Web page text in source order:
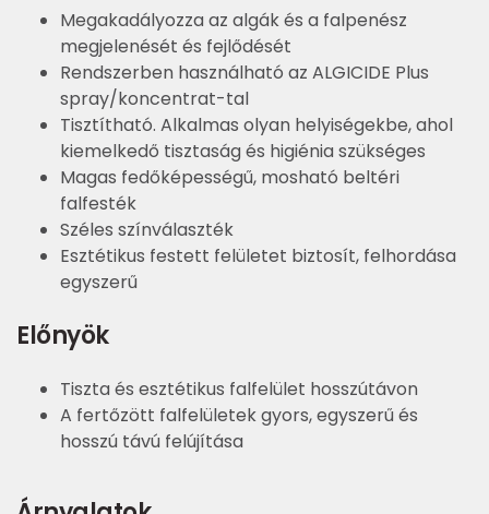
Megakadályozza az algák és a falpenész
megjelenését és fejlődését
Rendszerben használható az ALGICIDE Plus
spray/koncentrat-tal
Tisztítható. Alkalmas olyan helyiségekbe, ahol
kiemelkedő tisztaság és higiénia szükséges
Magas fedőképességű, mosható beltéri
falfesték
Széles színválaszték
Esztétikus festett felületet biztosít, felhordása
egyszerű
Előnyök
Tiszta és esztétikus falfelület hosszútávon
A fertőzött falfelületek gyors, egyszerű és
hosszú távú felújítása